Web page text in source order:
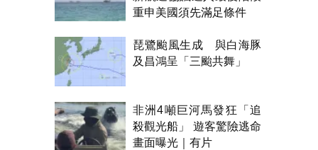
重申美國須先滿足條件
琵鷺颱風生成 與白海豚
及昌鴻呈「三颱共舞」
非洲4噸巨河馬發狂「追
殺觀光船」 遊客驚險逃命
畫面曝光｜有片